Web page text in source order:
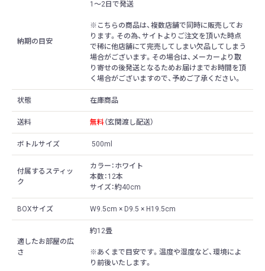
納期の目安
1〜2日で発送
※こちらの商品は、複数店舗で同時に販売してお
ります。その為、サイトよりご注文を頂いた時点
で稀に他店舗にて完売してしまい欠品してしまう
場合がございます。その場合は、メーカーより取
り寄せの後発送となるためお届けまでお時間を頂
く場合がございますので、予めご了承ください。
状態 在庫商品
送料 無料（玄関渡し配送）
ボトルサイズ 500ml
付属するスティッ
ク
カラー：ホワイト
本数：12本
サイズ：約40cm
BOXサイズ W9.5cm × D9.5 × H19.5cm
適したお部屋の広
さ
約12畳
※あくまで目安です。温度や湿度など、環境によ
り前後いたします。